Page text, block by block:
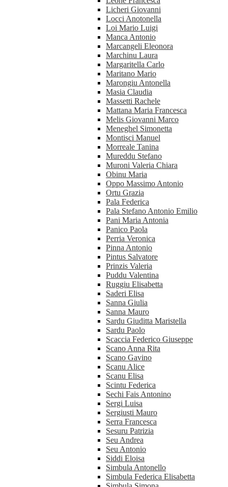
Licheri Giovanni
Locci Anotonella
Loi Mario Luigi
Manca Antonio
Marcangeli Eleonora
Marchinu Laura
Margaritella Carlo
Maritano Mario
Marongiu Antonella
Masia Claudia
Massetti Rachele
Mattana Maria Francesca
Melis Giovanni Marco
Meneghel Simonetta
Montisci Manuel
Morreale Tanina
Mureddu Stefano
Muroni Valeria Chiara
Obinu Maria
Oppo Massimo Antonio
Ortu Grazia
Pala Federica
Pala Stefano Antonio Emilio
Pani Maria Antonia
Panico Paola
Perria Veronica
Pinna Antonio
Pintus Salvatore
Prinzis Valeria
Puddu Valentina
Ruggiu Elisabetta
Saderi Elisa
Sanna Giulia
Sanna Mauro
Sardu Giuditta Maristella
Sardu Paolo
Scaccia Federico Giuseppe
Scano Anna Rita
Scano Gavino
Scanu Alice
Scanu Elisa
Scintu Federica
Sechi Fais Antonino
Sergi Luisa
Sergiusti Mauro
Serra Francesca
Sesuru Patrizia
Seu Andrea
Seu Antonio
Siddi Eloisa
Simbula Antonello
Simbula Federica Elisabetta